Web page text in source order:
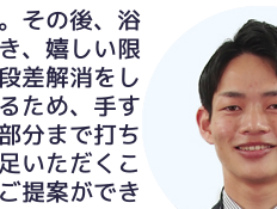
その後、浴
、嬉しい限
差解消をし
ため、手す
分まで打ち
いただくこ
提案ができ